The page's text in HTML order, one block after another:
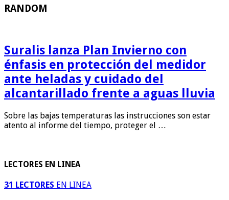
RANDOM
Suralis lanza Plan Invierno con
énfasis en protección del medidor
ante heladas y cuidado del
alcantarillado frente a aguas lluvia
Sobre las bajas temperaturas las instrucciones son estar
atento al informe del tiempo, proteger el …
LECTORES EN LINEA
31 LECTORES EN LINEA